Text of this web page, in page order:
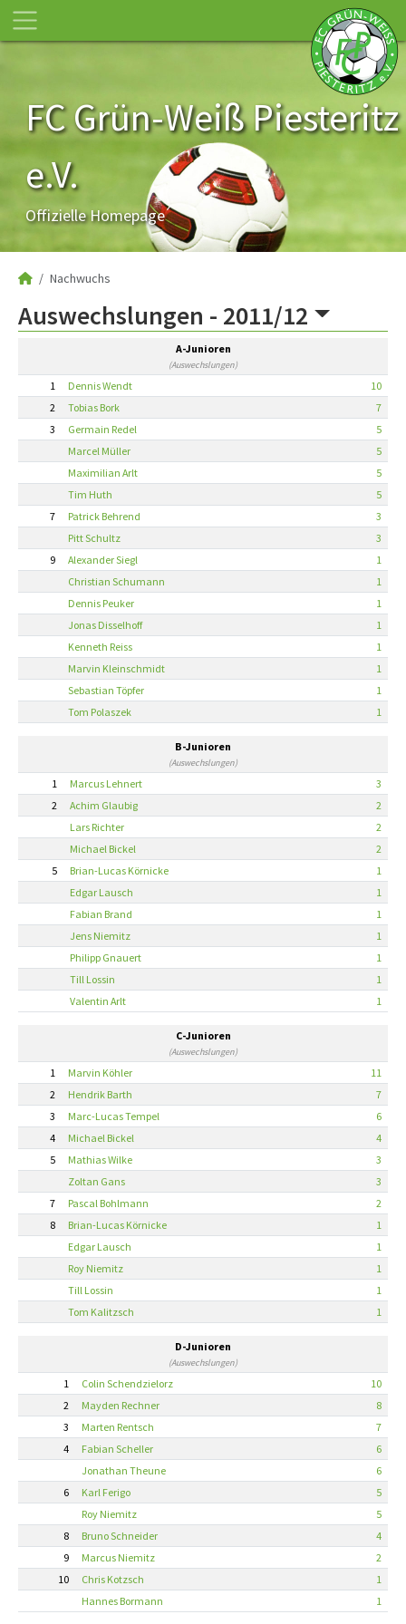
FC Grün-Weiß Piesteritz
e.V.
Offizielle Homepage
Nachwuchs
Auswechslungen - 2011/12
A-Junioren
(Auswechslungen)
1 Dennis Wendt
10
2
Tobias Bork
7
3
Germain Redel
5
Marcel Müller
5
Maximilian Arlt
5
Tim Huth
5
7
Patrick Behrend
3
Pitt Schultz
3
9
Alexander Siegl
1
Christian Schumann
1
Dennis Peuker
1
Jonas Disselhoff
1
Kenneth Reiss
1
Marvin Kleinschmidt
1
Sebastian Töpfer
1
Tom Polaszek
1
B-Junioren
(Auswechslungen)
1 Marcus Lehnert
3
2
Achim Glaubig
2
Lars Richter
2
Michael Bickel
2
5
Brian-Lucas Körnicke
1
Edgar Lausch
1
Fabian Brand
1
Jens Niemitz
1
Philipp Gnauert
1
Till Lossin
1
Valentin Arlt
1
C-Junioren
(Auswechslungen)
1 Marvin Köhler
11
2
Hendrik Barth
7
3
Marc-Lucas Tempel
6
4
Michael Bickel
4
5
Mathias Wilke
3
Zoltan Gans
3
7
Pascal Bohlmann
2
8
Brian-Lucas Körnicke
1
Edgar Lausch
1
Roy Niemitz
1
Till Lossin
1
Tom Kalitzsch
1
D-Junioren
(Auswechslungen)
1 Colin Schendzielorz
10
2
Mayden Rechner
8
3
Marten Rentsch
7
4
Fabian Scheller
6
Jonathan Theune
6
6
Karl Ferigo
5
Roy Niemitz
5
8
Bruno Schneider
4
9
Marcus Niemitz
2
10
Chris Kotzsch
1
Hannes Bormann
1